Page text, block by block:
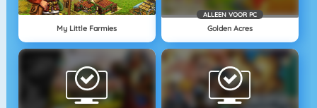
My Little Farmies
ALLEEN VOOR PC
Golden Acres